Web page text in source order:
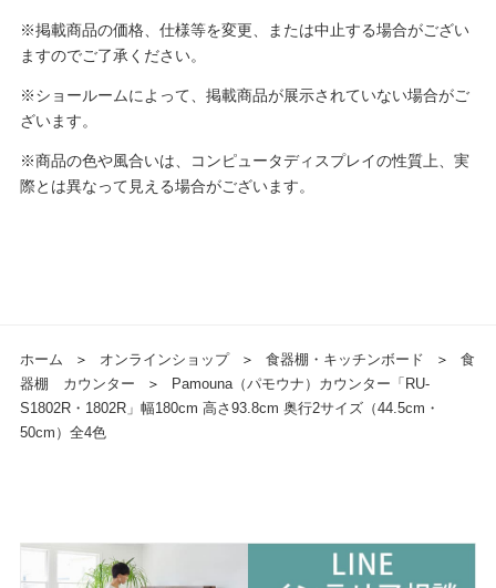
※掲載商品の価格、仕様等を変更、または中止する場合がござい
ますのでご了承ください。
※ショールームによって、掲載商品が展示されていない場合がご
ざいます。
※商品の色や風合いは、コンピュータディスプレイの性質上、実
際とは異なって見える場合がございます。
ホーム ＞ オンラインショップ ＞ 食器棚・キッチンボード ＞
食
器棚 カウンター
＞
Pamouna（パモウナ）カウンター「RU-
S1802R・1802R」幅180cm 高さ93.8cm 奥行2サイズ（44.5cm・
50cm）全4色